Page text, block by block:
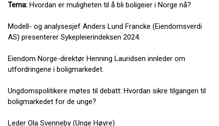
Tema: Hvordan er muligheten til å bli boligeier i Norge nå?
Modell- og analysesjef Anders Lund Francke (Eiendomsverdi
AS) presenterer Sykepleierindeksen 2024.
Eiendom Norge-direktør Henning Lauridsen innleder om
utfordringene i boligmarkedet.
Ungdomspolitikere møtes til debatt: Hvordan sikre tilgangen til
boligmarkedet for de unge?
Leder Ola Svenneby (Unge Høyre)